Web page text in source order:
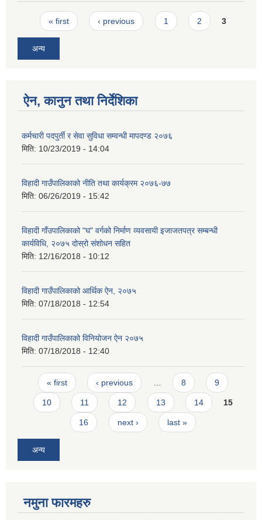
Pages
« first ‹ previous 1 2 3
अन्य
ऐन, कानुन तथा निर्देशिका
कर्मचारी पदपुर्ती र सेवा सुविधा सम्वन्धी मापदण्ड २०७६
मिति: 10/23/2019 - 14:04
विहादी गाउँपालिकाको नीति तथा कार्यक्रम २०७६-७७
मिति: 06/26/2019 - 15:42
विहादी गाँउपालिकाको "घ" वर्गको निर्माण व्यवसायी इजाजतपत्र सम्बन्धी
कार्यविधि, २०७५ दोस्रो संशोधन सहित
मिति: 12/16/2018 - 10:12
विहादी गाउँपालिकाको आर्थिक ऐन, २०७५
मिति: 07/18/2018 - 12:54
विहादी गाउँपालिकाको विनियोजन ऐन २०७५
मिति: 07/18/2018 - 12:40
Pages
« first ‹ previous … 8 9
10 11 12 13 14 15
16 next › last »
अन्य
नमुना फारमहरु